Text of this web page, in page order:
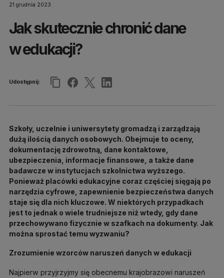
21 grudnia 2023
Jak skutecznie chronić dane
w edukacji?
Udostępnij:
Szkoły, uczelnie i uniwersytety gromadzą i zarządzają
dużą ilością danych osobowych. Obejmuje to oceny,
dokumentację zdrowotną, dane kontaktowe,
ubezpieczenia, informacje finansowe, a także dane
badawcze w instytucjach szkolnictwa wyższego.
Ponieważ placówki edukacyjne coraz częściej sięgają po
narzędzia cyfrowe, zapewnienie bezpieczeństwa danych
staje się dla nich kluczowe. W niektórych przypadkach
jest to jednak o wiele trudniejsze niż wtedy, gdy dane
przechowywano fizycznie w szafkach na dokumenty. Jak
można sprostać temu wyzwaniu?
Zrozumienie wzorców naruszeń danych w edukacji
Najpierw przyjrzyjmy się obecnemu krajobrazowi naruszeń